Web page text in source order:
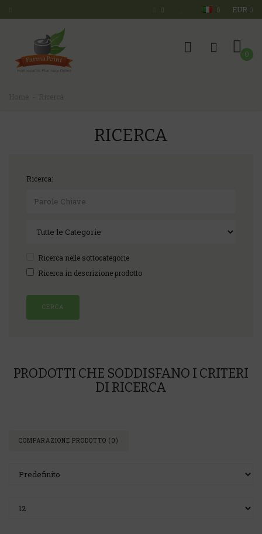
EUR
0
RICERCA
Ricerca:
Ricerca nelle sottocategorie
Ricerca in descrizione prodotto
PRODOTTI CHE SODDISFANO I CRITERI
DI RICERCA
COMPARAZIONE PRODOTTO (0)